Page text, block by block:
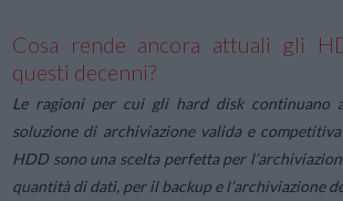
Cosa rende ancora attuali gli
questi decenni?
Le ragioni per cui gli hard disk continuano
soluzione di archiviazione valida e
HDD sono una scelta perfetta per
quantità di dati, per il backup e l’archiviazione